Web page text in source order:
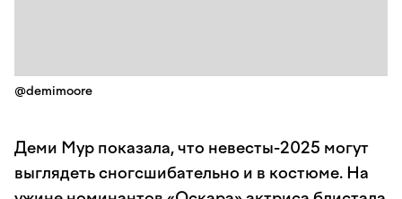
@demimoore
Деми Мур показала, что невесты-2025 могут
выглядеть сногсшибательно и в костюме. На